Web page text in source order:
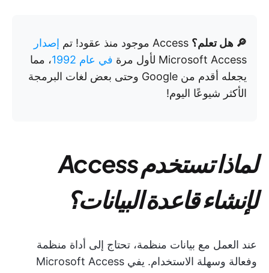
🔎 هل تعلم؟
إصدار
Microsoft Access لأول مرة
في عام 1992
، مما
يجعله أقدم من Google وحتى بعض لغات البرمجة
الأكثر شيوعًا اليوم!
لماذا تستخدم Access
لإنشاء قاعدة البيانات؟
عند العمل مع بيانات منظمة، تحتاج إلى أداة منظمة
وفعالة وسهلة الاستخدام. يفي Microsoft Access